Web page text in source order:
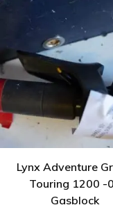
Lynx Adventure
Touring 1200 -
Gasblock